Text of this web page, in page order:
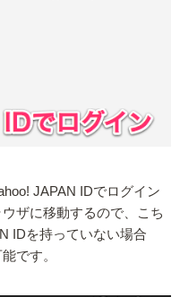
JAPAN IDでログイン
ザに移動するので、こち
IDを持っていない場合
です。